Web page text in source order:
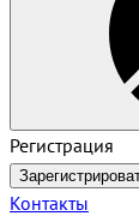
Регистрация
Контакты